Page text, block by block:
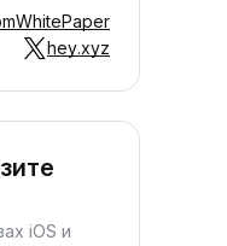
WhitePaper
hey.xyz
iOS и